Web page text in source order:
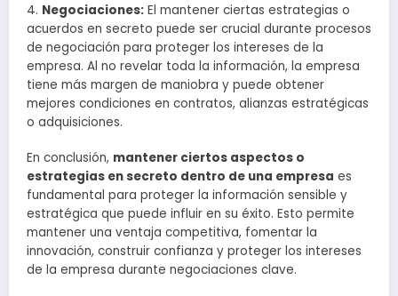
4. Negociaciones: El mantener ciertas estrategias o
acuerdos en secreto puede ser crucial durante procesos
de negociación para proteger los intereses de la
empresa. Al no revelar toda la información, la empresa
tiene más margen de maniobra y puede obtener
mejores condiciones en contratos, alianzas estratégicas
o adquisiciones.
En conclusión, mantener ciertos aspectos o
estrategias en secreto dentro de una empresa es
fundamental para proteger la información sensible y
estratégica que puede influir en su éxito. Esto permite
mantener una ventaja competitiva, fomentar la
innovación, construir confianza y proteger los intereses
de la empresa durante negociaciones clave.